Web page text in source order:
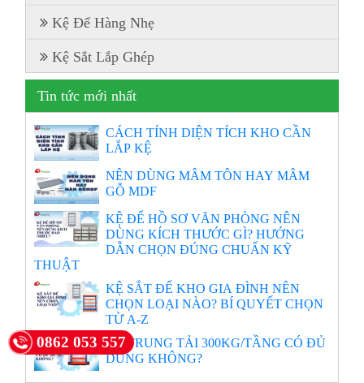
Kệ Để Hàng Nhẹ
Kệ Sắt Lắp Ghép
Tin tức mới nhất
CÁCH TÍNH DIỆN TÍCH KHO CẦN
LẮP KỆ
NÊN DÙNG MÂM TÔN HAY MÂM
GỖ MDF
KỆ ĐỂ HỒ SƠ VĂN PHÒNG NÊN
DÙNG KÍCH THƯỚC GÌ? HƯỚNG
DẪN CHỌN ĐÚNG CHUẨN KỸ
THUẬT
KỆ SẮT ĐỂ KHO GIA ĐÌNH NÊN
CHỌN LOẠI NÀO? BÍ QUYẾT CHỌN
TỪ A-Z
KỆ TRUNG TẢI 300KG/TẦNG CÓ ĐỦ
DÙNG KHÔNG?
0862 053 557